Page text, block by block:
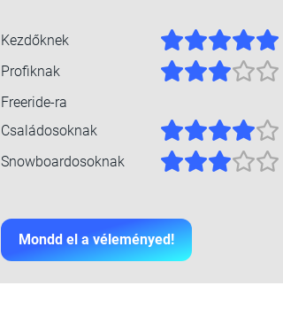
Kezdőknek
Profiknak
Freeride-ra
Családosoknak
Snowboardosoknak
Mondd el a véleményed!